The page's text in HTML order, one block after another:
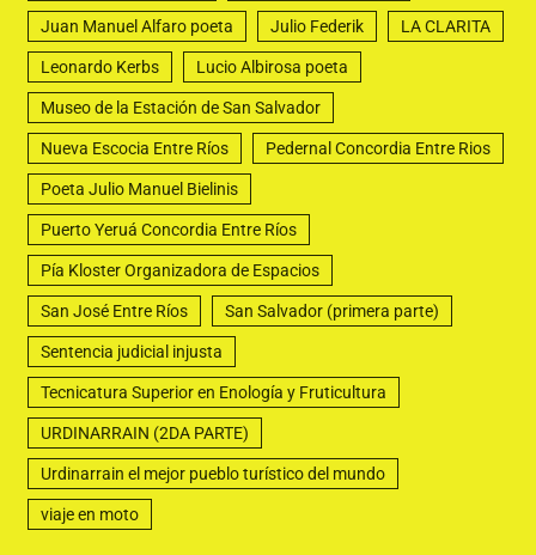
Juan Manuel Alfaro poeta Julio Federik LA CLARITA
Leonardo Kerbs Lucio Albirosa poeta
Museo de la Estación de San Salvador
Nueva Escocia Entre Ríos Pedernal Concordia Entre Rios
Poeta Julio Manuel Bielinis
Puerto Yeruá Concordia Entre Ríos
Pía Kloster Organizadora de Espacios
San José Entre Ríos San Salvador (primera parte)
Sentencia judicial injusta
Tecnicatura Superior en Enología y Fruticultura
URDINARRAIN (2DA PARTE)
Urdinarrain el mejor pueblo turístico del mundo
viaje en moto